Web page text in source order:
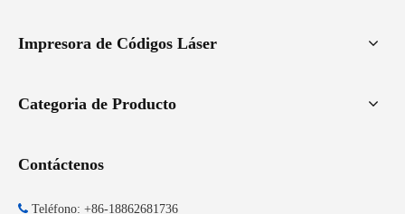
Impresora de Códigos Láser
Categoria de Producto
Contáctenos
 Teléfono: +86-18862681736